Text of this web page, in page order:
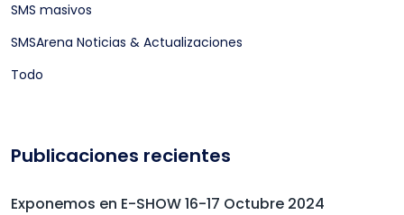
SMS masivos
SMSArena Noticias & Actualizaciones
Todo
Publicaciones recientes
Exponemos en E-SHOW 16-17 Octubre 2024